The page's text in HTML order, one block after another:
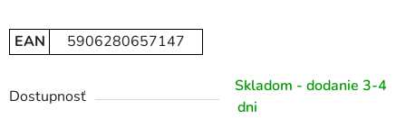
EAN 5906280657147
Dostupnosť
Skladom - dodanie 3-4
dni